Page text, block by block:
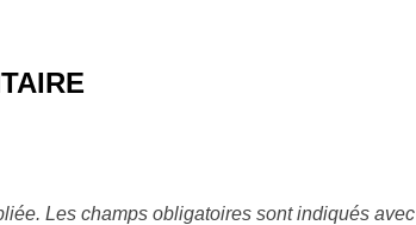
Les champs obligatoires sont indiqués avec